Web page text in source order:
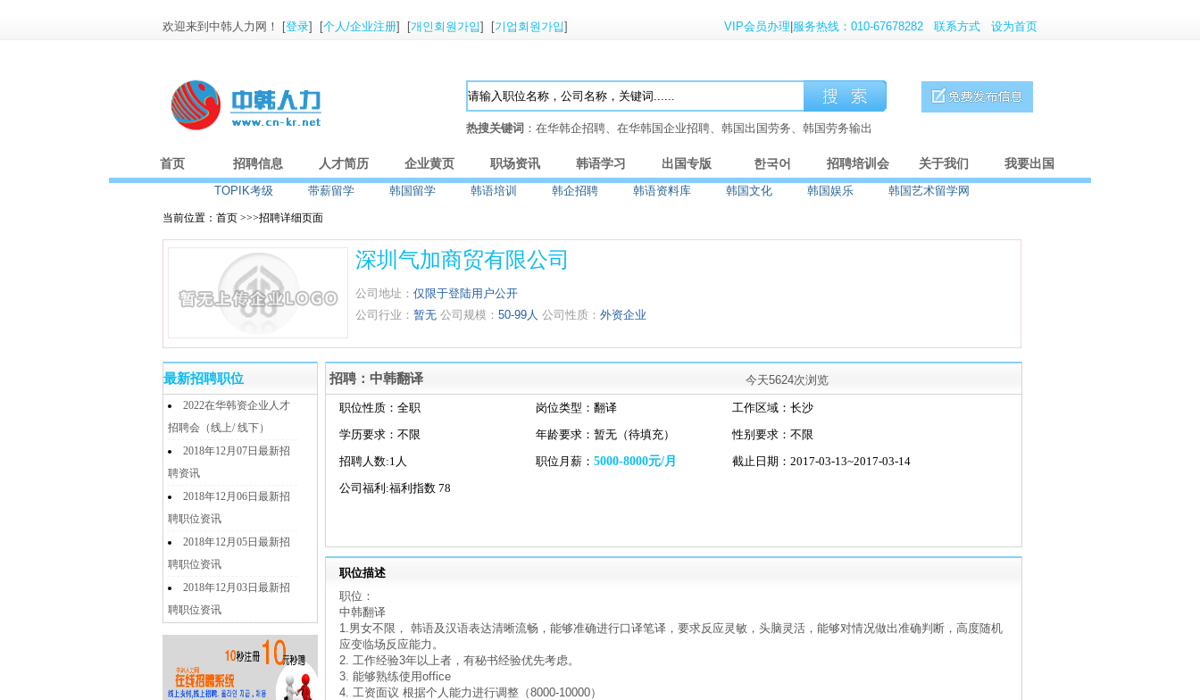
欢迎来到中韩人力网！ [登录] [个人/企业注册] [개인회원가입] [기업회원가입] VIP会员办理 服务热线：010-67678282 联系方式 设为首页
热搜关键词 ：在华韩企招聘、在华韩国企业招聘、韩国出国劳务、韩国劳务输出
首页 招聘信息 人才简历 企业黄页 职场资讯 韩语学习 出国专版 한국어 招聘培训会 关于我们 我要出国
TOPIK考级 带薪留学 韩国留学 韩语培训 韩企招聘 韩语资料库 韩国文化 韩国娱乐 韩国艺术留学网
当前位置：首页 >>>招聘详细页面
深圳气加商贸有限公司
公司地址： 仅限于登陆用户公开
公司行业： 暂无 公司规模： 50-99人 公司性质： 外资企业
最新招聘职位
2022在华韩资企业人才
招聘会（线上/ 线下）
2018年12月07日最新招
聘资讯
2018年12月06日最新招
聘职位资讯
2018年12月05日最新招
聘职位资讯
2018年12月03日最新招
聘职位资讯
招聘：中韩翻译 今天5624次浏览
职位性质：全职 岗位类型：翻译
工作区域：长沙
学历要求：不限
年龄要求：暂无（待填充）
性别要求：不限
招聘人数:1人
职位月薪： 5000-8000元/月
截止日期：2017-03-13~2017-03-14
公司福利:福利指数 78
职位描述
职位：
中韩翻译
1.男女不限， 韩语及汉语表达清晰流畅，能够准确进行口译笔译，要求反应灵敏，头脑灵活，能够对情况做出准确判断，高度随机
应变临场反应能力。
2. 工作经验3年以上者，有秘书经验优先考虑。
3. 能够熟练使用office
4. 工资面议 根据个人能力进行调整（8000-10000）